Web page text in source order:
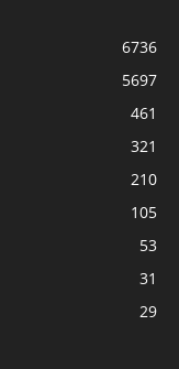
6736
5697
461
321
210
105
53
31
29